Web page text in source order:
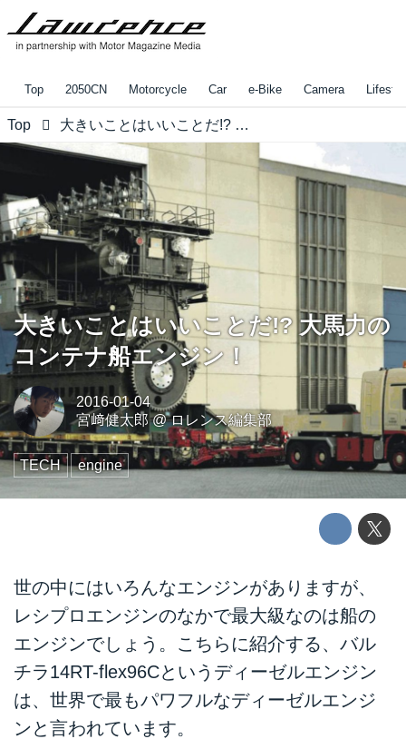
Top 2050CN Motorcycle Car e-Bike Camera
Top 大きいことはいいことだ!? 大馬力のコンテナ船エンジン！
大きいことはいいことだ!? 大馬力の
コンテナ船エンジン！
2016-01-04
宮﨑健太郎@ロレンス編集部
TECH engine
世の中にはいろんなエンジンがありますが、
レシプロエンジンのなかで最大級なのは船の
エンジンでしょう。こちらに紹介する、バル
チラ14RT-flex96Cというディーゼルエンジン
は、世界で最もパワフルなディーゼルエンジ
ンと言われています。